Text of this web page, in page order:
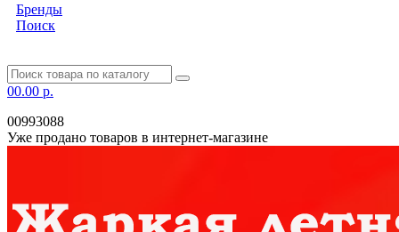
Бренды
Поиск
00.00 р.
00993088
Уже продано товаров в интернет-магазине